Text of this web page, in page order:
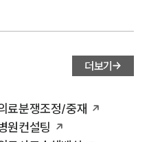
더보기
료분쟁조정/중재
원컨설팅